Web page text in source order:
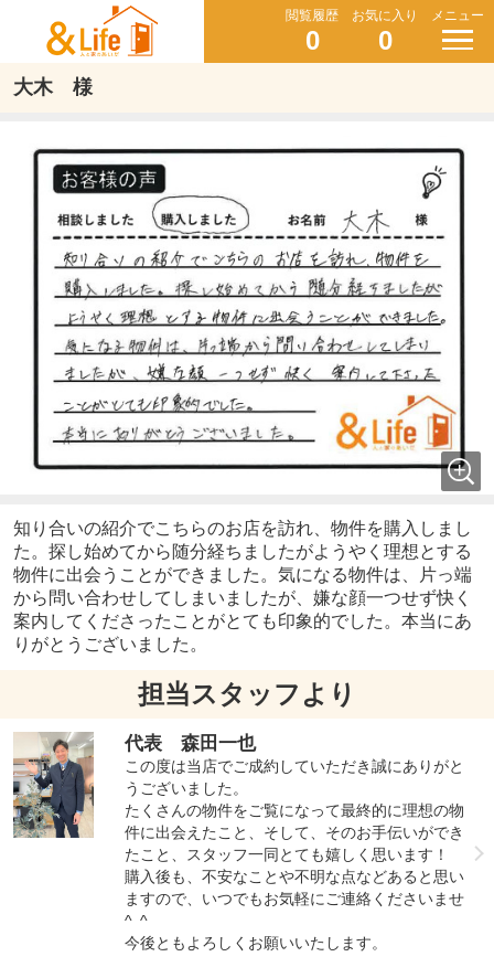
閲覧履歴
0
お気に入り
0
メニュー
大木 様
知り合いの紹介でこちらのお店を訪れ、物件を購入しまし
た。探し始めてから随分経ちましたがようやく理想とする
物件に出会うことができました。気になる物件は、片っ端
から問い合わせしてしまいましたが、嫌な顔一つせず快く
案内してくださったことがとても印象的でした。本当にあ
りがとうございました。
担当スタッフより
代表 森田一也
この度は当店でご成約していただき誠にありがと
うございました。
たくさんの物件をご覧になって最終的に理想の物
件に出会えたこと、そして、そのお手伝いができ
たこと、スタッフ一同とても嬉しく思います！
購入後も、不安なことや不明な点などあると思い
ますので、いつでもお気軽にご連絡くださいませ
^ ^
今後ともよろしくお願いいたします。